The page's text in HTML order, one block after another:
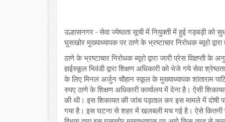
उल्हासनगर - सेवा ज्येष्ठता सूची में नियुक्ती में हुई गड़बड़ी
घुसखोर मुख्याध्यापक पर ठाणे के भ्रष्टाचार निरोधक ब्यूरो
ठाणे के भ्रष्टाचार निरोधक ब्यूरो द्वारा जारी प्रेस विज्ञप्ती
हाईस्कूल भिवंडी द्वारा शिक्षण अधिकारी को भेजे गये सेवा
के लिए मिनल अर्जुन चौहान स्कूल के मुख्याध्यापक शांताराम
रुपए ठाणे के शिक्षण अधिकारी कार्यालय में देना है। ऐसी
की थी। इस शिकायत की जांच पड़ताल कर इस मामले में दोषी
गया है। इस घटना से शहर में खलबली मच गई है। ऐसे कितनी